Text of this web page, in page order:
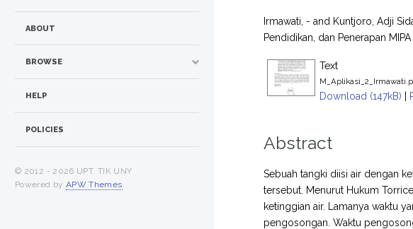
Irmawati, - and Kuntjoro, Adji
Pendidikan, dan Penerapan
Text
Download (147kB) |
Abstract
Sebuah tangki diisi air dengan
tersebut. Menurut Hukum
ketinggian air. Lamanya waktu
pengosongan. Waktu
ABOUT
BROWSE
HELP
POLICIES
© 2012 - 2026 UPT. TIK UNY
Powered by APW Themes